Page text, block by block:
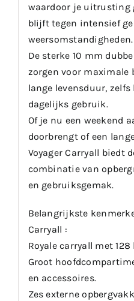
waardoor je uitrusting
blijft tegen intensief
weersomstandigheden.
De sterke 10 mm
zorgen voor maximale
lange levensduur, zelfs
dagelijks gebruik.
Of je nu een weekend
doorbrengt of een
Voyager Carryall biedt
combinatie van
en gebruiksgemak.
Belangrijkste
Carryall :
Royale carryall met
Groot
en accessoires.
Zes externe